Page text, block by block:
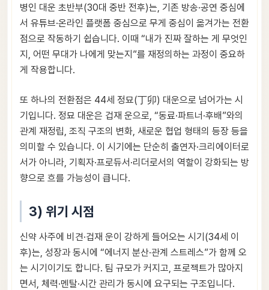
병인 대운 초반부(30대 중반 전후)는, 기존 방송·공연 중심에
서 유튜브·온라인 플랫폼 중심으로 무게 중심이 옮겨가는 전환
점으로 작동하기 쉽습니다. 이때 “내가 진짜 잘하는 게 무엇인
지, 어떤 무대가 나에게 맞는지”를 재정의하는 과정이 중요하
게 작용합니다.
또 하나의 전환점은 44세 정묘(丁卯) 대운으로 넘어가는 시
기입니다. 정묘 대운은 겁재 운으로, “동료·파트너·후배”와의
관계 재정립, 조직 구조의 변화, 새로운 협업 형태의 등장 등을
의미할 수 있습니다. 이 시기에는 단순히 출연자·크리에이터로
서가 아니라, 기획자·프로듀서·리더로서의 역할이 강화되는 방
향으로 흐를 가능성이 큽니다.
3) 위기 시점
신약 사주에 비견·겁재 운이 강하게 들어오는 시기(34세 이
후)는, 성장과 동시에 “에너지 분산·관계 스트레스”가 함께 오
는 시기이기도 합니다. 팀 규모가 커지고, 프로젝트가 많아지
면서, 체력·멘탈·시간 관리가 동시에 요구되는 구조입니다.